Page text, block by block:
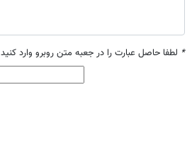
* لطفا حاصل عبارت را در جعبه متن روبرو وارد کنید